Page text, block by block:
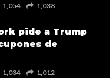
1,054 1,038
pide a Trump
de
1,034 1,012